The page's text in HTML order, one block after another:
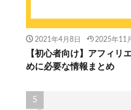
2021年4月8日 2025年11
【初心者向け】アフィリ
めに必要な情報まとめ